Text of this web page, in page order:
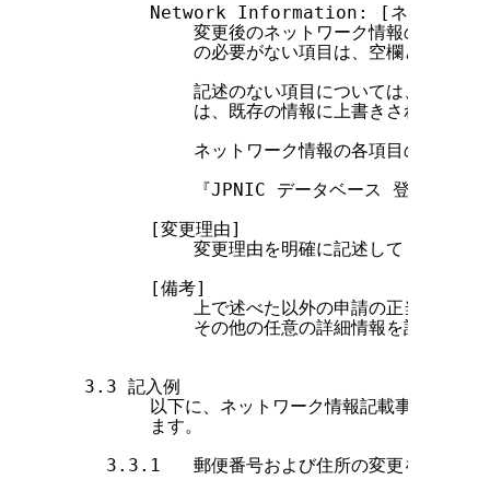
Network Information: [ネットワー
変更後のネットワーク情報の変更項
の必要がない項目は、空欄としてく
記述のない項目については、更新さ
は、既存の情報に上書きされるかた
ネットワーク情報の各項目の記述方
『JPNIC データベース 登録・変更
        [変更理由]
            変更理由を明確に記述してください。
        [備考]
上で述べた以外の申請の正当性を主
その他の任意の詳細情報を記入する
  3.3 記入例
以下に、ネットワーク情報記載事項変更申
        ます。
3.3.1   郵便番号および住所の変更を希望し